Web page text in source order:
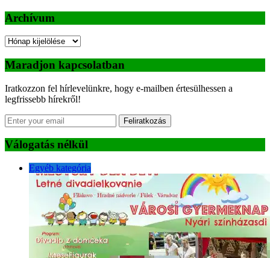
Archívum
Archívum
Maradjon kapcsolatban
Iratkozzon fel hírlevelünkre, hogy e-mailben értesülhessen a
legfrissebb hírekről!
Feliratkozás
Válogatás nélkül
Egyéb kategória